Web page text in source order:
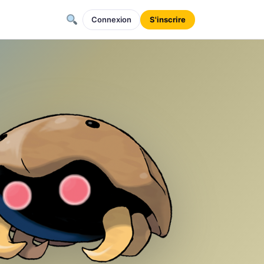
Connexion S'inscrire